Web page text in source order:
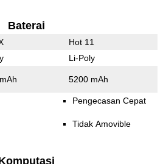
Baterai
Hot 11
Li-Poly
5200 mAh
Pengecasan Cepat
Tidak Amovible